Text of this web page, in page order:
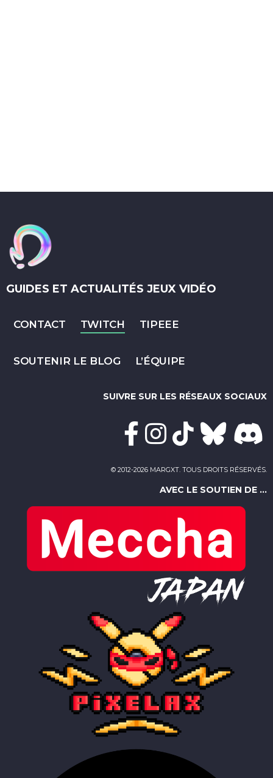
GUIDES ET ACTUALITÉS JEUX VIDÉO
CONTACT TWITCH TIPEEE
SOUTENIR LE BLOG L’ÉQUIPE
SUIVRE SUR LES RÉSEAUX SOCIAUX
© 2012-2026 MARGXT. TOUS DROITS RÉSERVÉS.
AVEC LE SOUTIEN DE ...